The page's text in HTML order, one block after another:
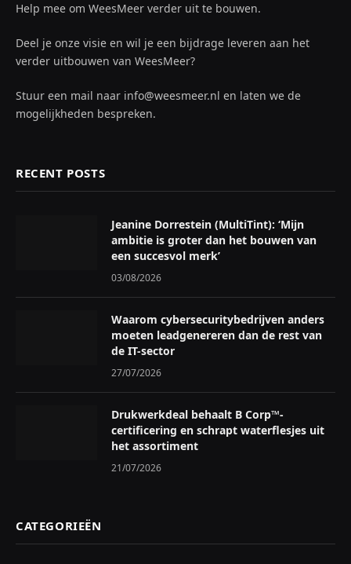
Help mee om WeesMeer verder uit te bouwen.
Deel je onze visie en wil je een bijdrage leveren aan het
verder uitbouwen van WeesMeer?
Stuur een mail naar info@weesmeer.nl en laten we de
mogelijkheden bespreken.
RECENT POSTS
Jeanine Dorrestein (MultiTint): ‘Mijn
ambitie is groter dan het bouwen van
een succesvol merk’
03/08/2026
Waarom cybersecuritybedrijven anders
moeten leadgenereren dan de rest van
de IT-sector
27/07/2026
Drukwerkdeal behaalt B Corp™-
certificering en schrapt waterflesjes uit
het assortiment
21/07/2026
CATEGORIEËN